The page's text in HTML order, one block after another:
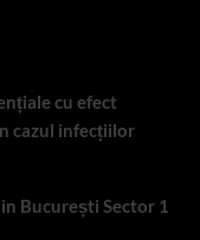
cu efect
cazul infecțiilor
București Sector 1